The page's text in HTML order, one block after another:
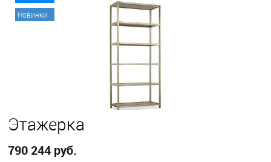
Новинки
Этажерка
790 244 руб.